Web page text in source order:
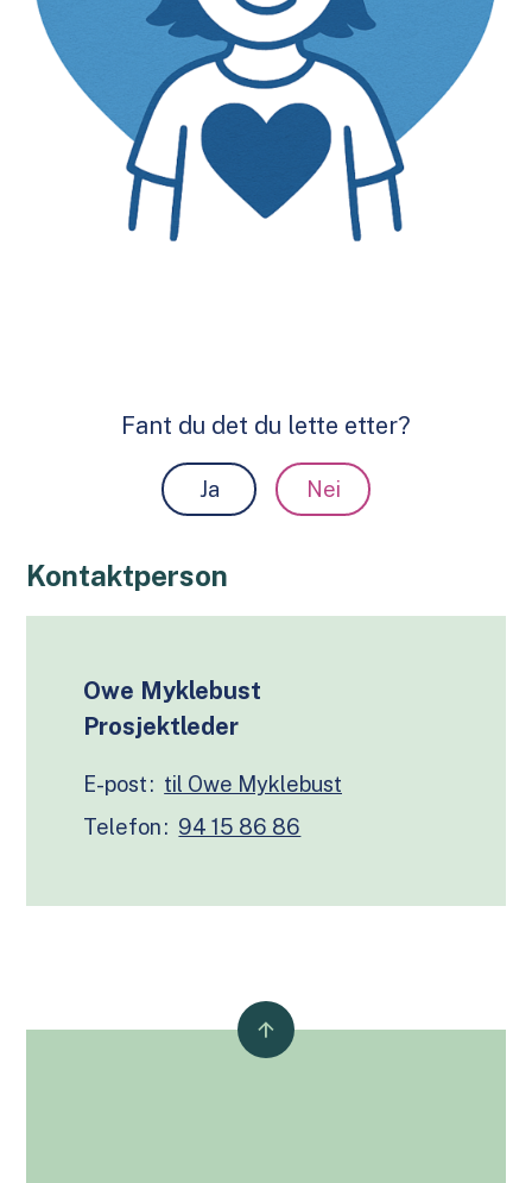
Fant du det du lette etter?
Ja Nei
Kontaktperson
Owe Myklebust
Prosjektleder
E-post
Telefon 94 15 86 86